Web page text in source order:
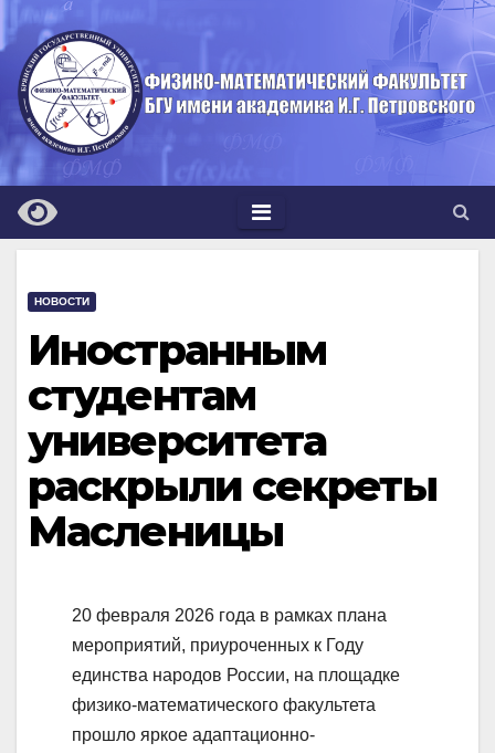
Перейти
к
содержимому
НОВОСТИ
Иностранным
студентам
университета
раскрыли секреты
Масленицы
20 февраля 2026 года в рамках плана
мероприятий, приуроченных к Году
единства народов России, на площадке
физико-математического факультета
прошло яркое адаптационно-